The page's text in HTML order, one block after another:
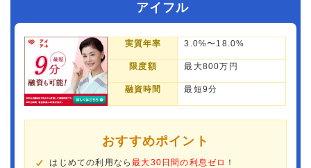
アイフル
実質年率 3.0%〜18.0%
限度額 最大800万円
融資時間 最短9分
おすすめポイント
はじめての利用なら最大30日間の利息ゼロ ！